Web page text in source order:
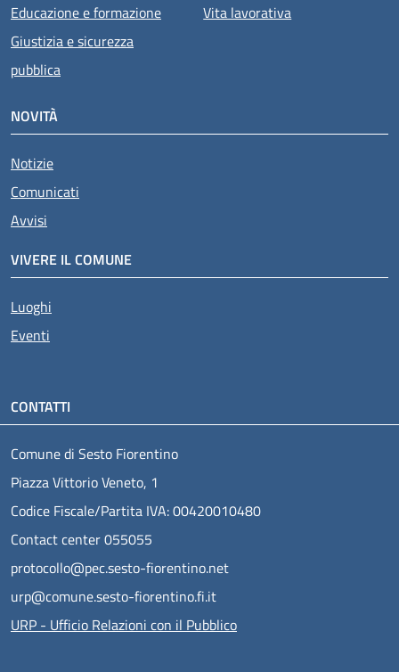
Educazione e formazione
Giustizia e sicurezza
pubblica
Vita lavorativa
NOVITÀ
Notizie
Comunicati
Avvisi
VIVERE IL COMUNE
Luoghi
Eventi
CONTATTI
Comune di Sesto Fiorentino
Piazza Vittorio Veneto, 1
Codice Fiscale/Partita IVA: 00420010480
Contact center 055055
protocollo@pec.sesto-fiorentino.net
urp@comune.sesto-fiorentino.fi.it
URP - Ufficio Relazioni con il Pubblico